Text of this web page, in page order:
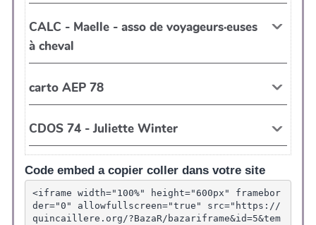
Code embed a copier coller dans votre site
<iframe width="100%" height="600px" framebor
der="0" allowfullscreen="true" src="https://
quincaillere.org/?BazaR/bazariframe&id=5&tem